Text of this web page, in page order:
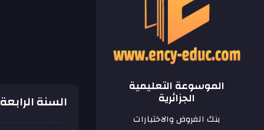
الموسوعة التعليمية
الجزائرية
بنك الفروض والاختبارات
السنة